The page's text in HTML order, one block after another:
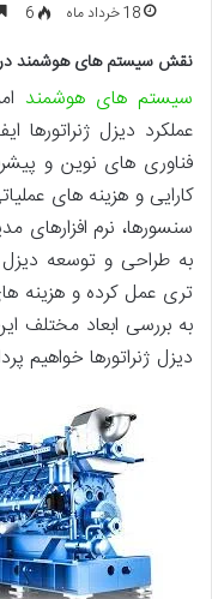
18 خرداد ماه 6
نقش سیستم های هوشمند در
سیستم های هوشمند
عملکرد دیزل ژنراتورها
فناوری های نوین و
کارایی و هزینه های
سنسورها، نرم افزارهای
به طراحی و توسعه دیزل
تری عمل کرده و هزینه
به بررسی ابعاد مختلف
دیزل ژنراتورها خواهیم